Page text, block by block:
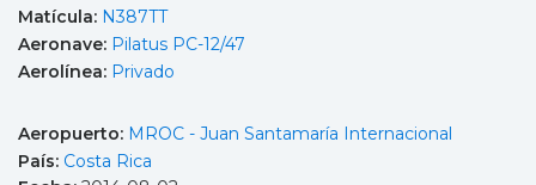
Matícula: N387TT
Aeronave: Pilatus PC-12/47
Aerolínea: Privado
Aeropuerto: MROC - Juan Santamaría Internacional
País: Costa Rica